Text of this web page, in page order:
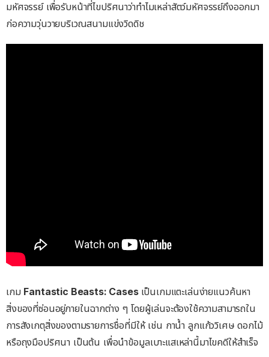
มหัศจรรย์ เพื่อรับหน้าที่ไขปริศนาว่าทำไมเหล่าสัตว์มหัศจรรย์ถึงออกมา
ก่อความวุ่นวายบริเวณสนามแข่งวิดดิช
เกม Fantastic Beasts: Cases เป็นเกมแตะเล่นง่ายแนวค้นหา
สิ่งของที่ซ่อนอยู่ภายในฉากต่าง ๆ โดยผู้เล่นจะต้องใช้ความสามารถใน
การสังเกตุสิ่งของตามรายการชื่อที่มีให้ เช่น กาน้ำ ลูกแก้ววิเศษ ดอกไม้
หรือถุงมือปริศนา เป็นต้น เพื่อนำข้อมูลเบาะแสเหล่านี้มาไขคดีให้สำเร็จ